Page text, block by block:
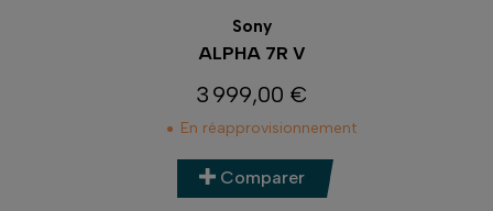
Sony
ALPHA 7R V
Prix
3 999,00 €
En réapprovisionnement
Comparer